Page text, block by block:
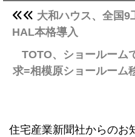
大和ハウス、全国9
HAL本格導入
TOTO、ショールーム
求=相模原ショールーム
住宅産業新聞社からのお